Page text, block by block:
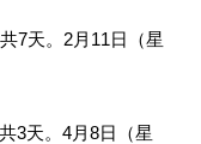
7天。2月11日（星
3天。4月8日（星